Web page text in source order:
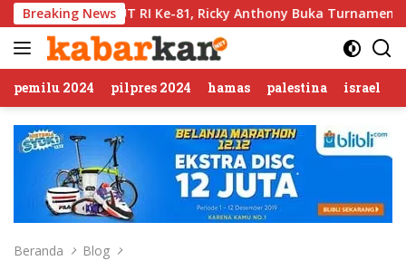
Langsung
ke
konten
Breaking News
Ke-81, Ricky Anthony Buka Turnamen Sepak Takraw RA Cup I
pemilu 2024 pilpres 2024 hamas palestina israel
Beranda Blog